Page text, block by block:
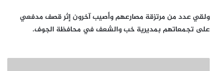
ولقي عدد من مرتزقة مصارعهم وأصيب آخرون إثر قصف مدفعي
على تجمعاتهم بمديرية خب والشعف في محافظة الجوف.